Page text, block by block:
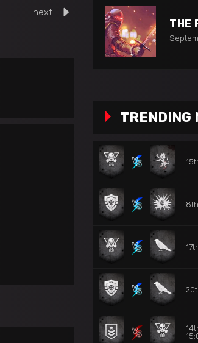
next
THE
TRENDING